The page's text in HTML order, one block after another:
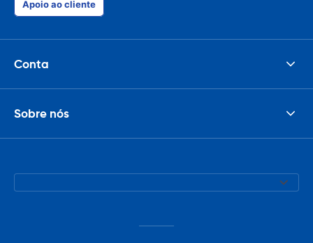
Apoio ao cliente
Conta
Sobre nós